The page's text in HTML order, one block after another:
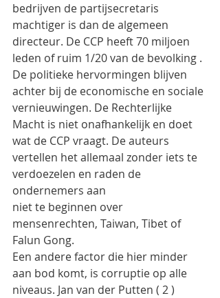
bedrijven de partijsecretaris
machtiger is dan de algemeen
directeur. De CCP heeft 70 miljoen
leden of ruim 1/20 van de bevolking .
De politieke hervormingen blijven
achter bij de economische en sociale
vernieuwingen. De Rechterlijke
Macht is niet onafhankelijk en doet
wat de CCP vraagt. De auteurs
vertellen het allemaal zonder iets te
verdoezelen en raden de
ondernemers aan
niet te beginnen over
mensenrechten, Taiwan, Tibet of
Falun Gong.
Een andere factor die hier minder
aan bod komt, is corruptie op alle
niveaus. Jan van der Putten ( 2 )